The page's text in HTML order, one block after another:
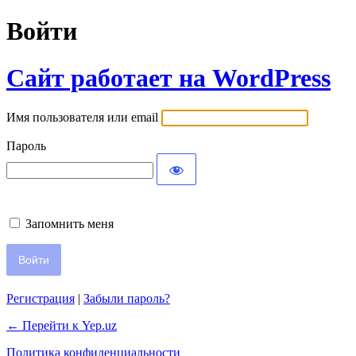
Войти
Сайт работает на WordPress
Имя пользователя или email
Пароль
Запомнить меня
Регистрация | Забыли пароль?
← Перейти к Yep.uz
Политика конфиденциальности